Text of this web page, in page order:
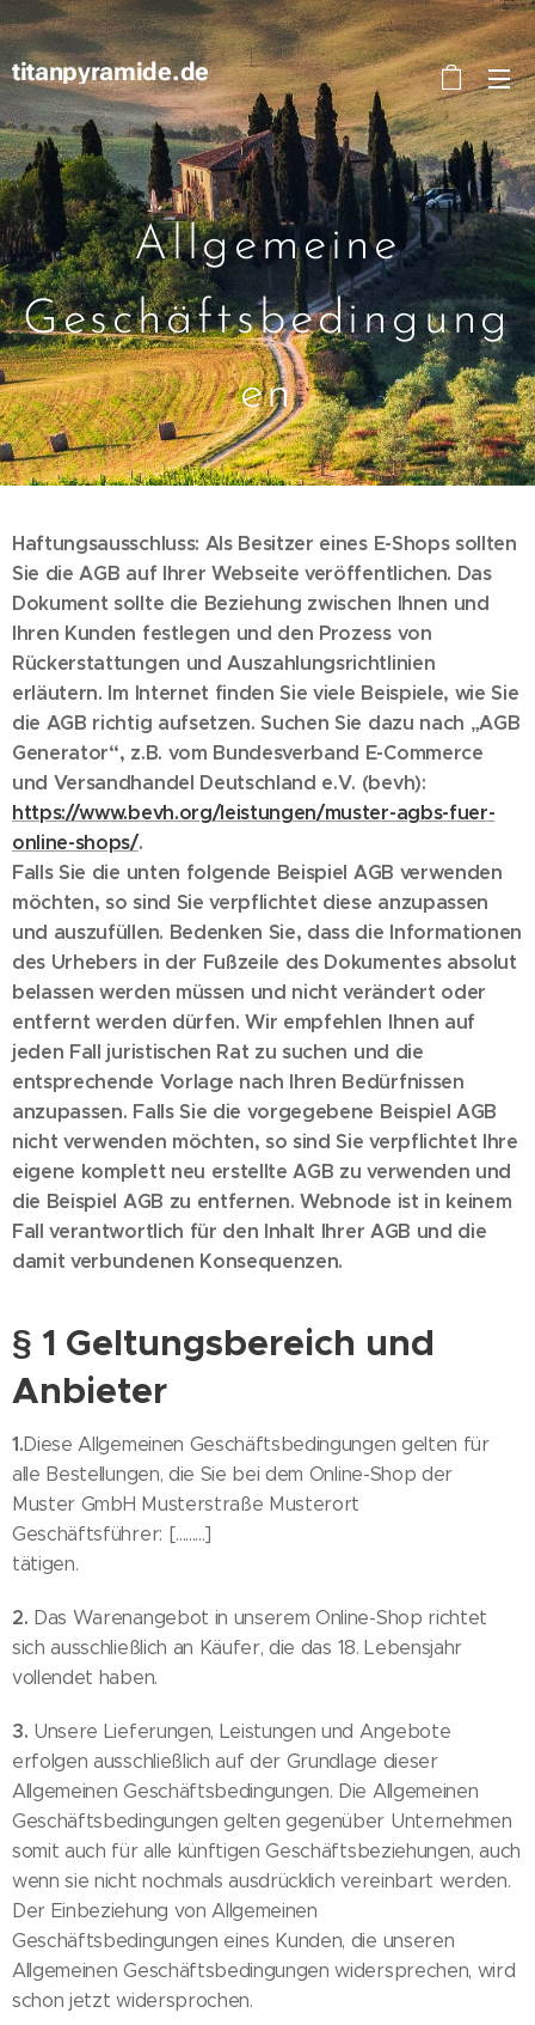
titanpyramide.de
Allgemeine
Geschäftsbedingung
en
Haftungsausschluss: Als Besitzer eines E-Shops sollten
Sie die AGB auf Ihrer Webseite veröffentlichen. Das
Dokument sollte die Beziehung zwischen Ihnen und
Ihren Kunden festlegen und den Prozess von
Rückerstattungen und Auszahlungsrichtlinien
erläutern. Im Internet finden Sie viele Beispiele, wie Sie
die AGB richtig aufsetzen. Suchen Sie dazu nach „AGB
Generator“, z.B. vom Bundesverband E-Commerce
und Versandhandel Deutschland e.V. (bevh):
https://www.bevh.org/leistungen/muster-agbs-fuer-
online-shops/.
Falls Sie die unten folgende Beispiel AGB verwenden
möchten, so sind Sie verpflichtet diese anzupassen
und auszufüllen. Bedenken Sie, dass die Informationen
des Urhebers in der Fußzeile des Dokumentes absolut
belassen werden müssen und nicht verändert oder
entfernt werden dürfen. Wir empfehlen Ihnen auf
jeden Fall juristischen Rat zu suchen und die
entsprechende Vorlage nach Ihren Bedürfnissen
anzupassen. Falls Sie die vorgegebene Beispiel AGB
nicht verwenden möchten, so sind Sie verpflichtet Ihre
eigene komplett neu erstellte AGB zu verwenden und
die Beispiel AGB zu entfernen. Webnode ist in keinem
Fall verantwortlich für den Inhalt Ihrer AGB und die
damit verbundenen Konsequenzen.
§ 1 Geltungsbereich und
Anbieter
1.Diese Allgemeinen Geschäftsbedingungen gelten für
alle Bestellungen, die Sie bei dem Online-Shop der
Muster GmbH Musterstraße Musterort
Geschäftsführer: [.........]
tätigen.
2. Das Warenangebot in unserem Online-Shop richtet
sich ausschließlich an Käufer, die das 18. Lebensjahr
vollendet haben.
3. Unsere Lieferungen, Leistungen und Angebote
erfolgen ausschließlich auf der Grundlage dieser
Allgemeinen Geschäftsbedingungen. Die Allgemeinen
Geschäftsbedingungen gelten gegenüber Unternehmen
somit auch für alle künftigen Geschäftsbeziehungen, auch
wenn sie nicht nochmals ausdrücklich vereinbart werden.
Der Einbeziehung von Allgemeinen
Geschäftsbedingungen eines Kunden, die unseren
Allgemeinen Geschäftsbedingungen widersprechen, wird
schon jetzt widersprochen.